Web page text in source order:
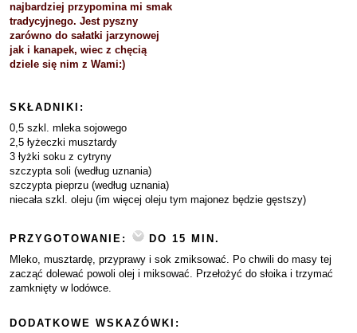
najbardziej przypomina mi smak
tradycyjnego. Jest pyszny
zarówno do sałatki jarzynowej
jak i kanapek, wiec z chęcią
dziele się nim z Wami:)
SKŁADNIKI:
0,5 szkl. mleka sojowego
2,5 łyżeczki musztardy
3 łyżki soku z cytryny
szczypta soli (według uznania)
szczypta pieprzu (według uznania)
niecała szkl. oleju (im więcej oleju tym majonez będzie gęstszy)
PRZYGOTOWANIE:
DO 15 MIN.
Mleko, musztardę, przyprawy i sok zmiksować. Po chwili do masy tej
zacząć dolewać powoli olej i miksować. Przełożyć do słoika i trzymać
zamknięty w lodówce.
DODATKOWE WSKAZÓWKI: